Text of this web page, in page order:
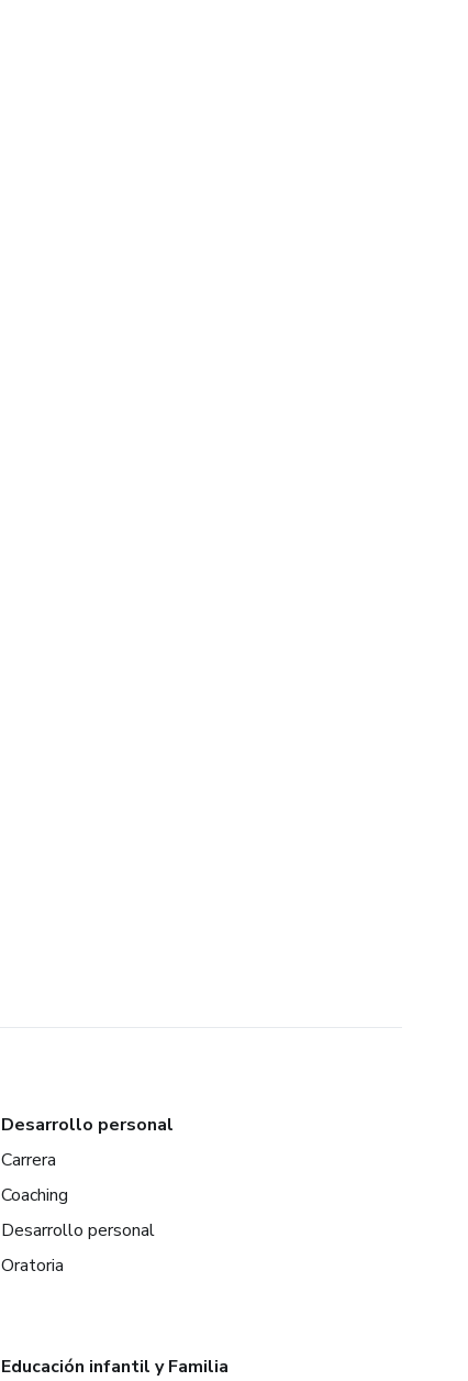
Desarrollo personal
Carrera
Coaching
Desarrollo personal
Oratoria
Educación infantil y Familia